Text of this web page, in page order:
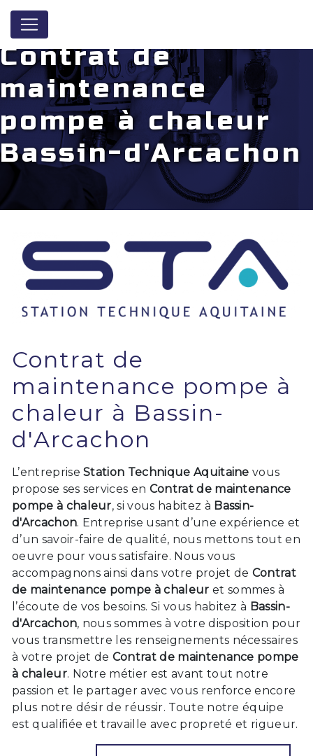
Contrat de
maintenance
pompe à chaleur
Bassin-d'Arcachon
Contrat de
maintenance pompe à
chaleur à Bassin-
d'Arcachon
L’entrepriseStation Technique Aquitaine vous
propose ses services en Contrat de maintenance
pompe à chaleur, si vous habitez à Bassin-
d'Arcachon. Entreprise usant d’une expérience et
d’un savoir-faire de qualité, nous mettons tout en
oeuvre pour vous satisfaire. Nous vous
accompagnons ainsi dans votre projet de Contrat
de maintenance pompe à chaleur et sommes à
l’écoute de vos besoins. Si vous habitez à Bassin-
d'Arcachon, nous sommes à votre disposition pour
vous transmettre les renseignements nécessaires
à votre projet de Contrat de maintenance pompe
à chaleur. Notre métier est avant tout notre
passion et le partager avec vous renforce encore
plus notre désir de réussir. Toute notre équipe
est qualifiée et travaille avec propreté et rigueur.
Panneau de gestion des cookies